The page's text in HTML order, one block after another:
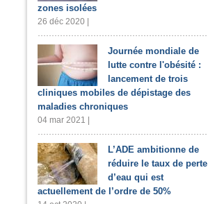
zones isolées
26 déc 2020 |
Journée mondiale de
lutte contre l'obésité :
lancement de trois
cliniques mobiles de dépistage des
maladies chroniques
04 mar 2021 |
L’ADE ambitionne de
réduire le taux de perte
d’eau qui est
actuellement de l’ordre de 50%